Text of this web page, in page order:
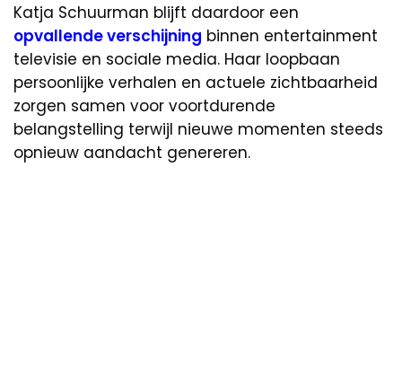
Katja Schuurman blijft daardoor een
opvallende verschijning binnen entertainment
televisie en sociale media. Haar loopbaan
persoonlijke verhalen en actuele zichtbaarheid
zorgen samen voor voortdurende
belangstelling terwijl nieuwe momenten steeds
opnieuw aandacht genereren.